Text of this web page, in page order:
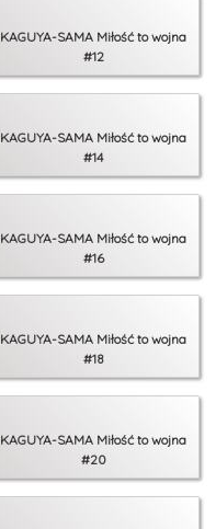
KAGUYA-SAMA Miłość to wojna
#12
KAGUYA-SAMA Miłość to wojna
#14
KAGUYA-SAMA Miłość to wojna
#16
KAGUYA-SAMA Miłość to wojna
#18
KAGUYA-SAMA Miłość to wojna
#20